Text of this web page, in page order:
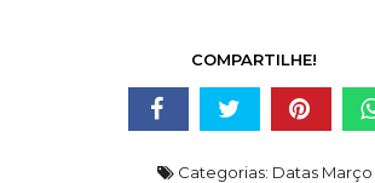
COMPARTILHE!
Categorias: Datas Março